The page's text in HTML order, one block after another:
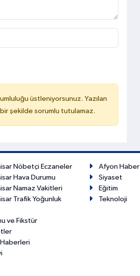
üstleniyorsunuz. Yazılan
şekilde sorumlu tutulamaz.
Nöbetçi Eczaneler
Hava Durumu
Namaz Vakitleri
Trafik Yoğunluk
ve Fikstür
Afyon Haber
Siyaset
Eğitim
Teknoloji